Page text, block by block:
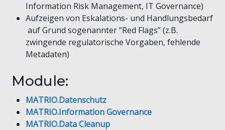
Information Risk Management, IT Governance)
Aufzeigen von Eskalations- und Handlungsbedarf
auf Grund sogenannter “Red Flags” (z.B.
zwingende regulatorische Vorgaben, fehlende
Metadaten)
Module:
MATRIO.Datenschutz
MATRIO.Information Governance
MATRIO.Data Cleanup